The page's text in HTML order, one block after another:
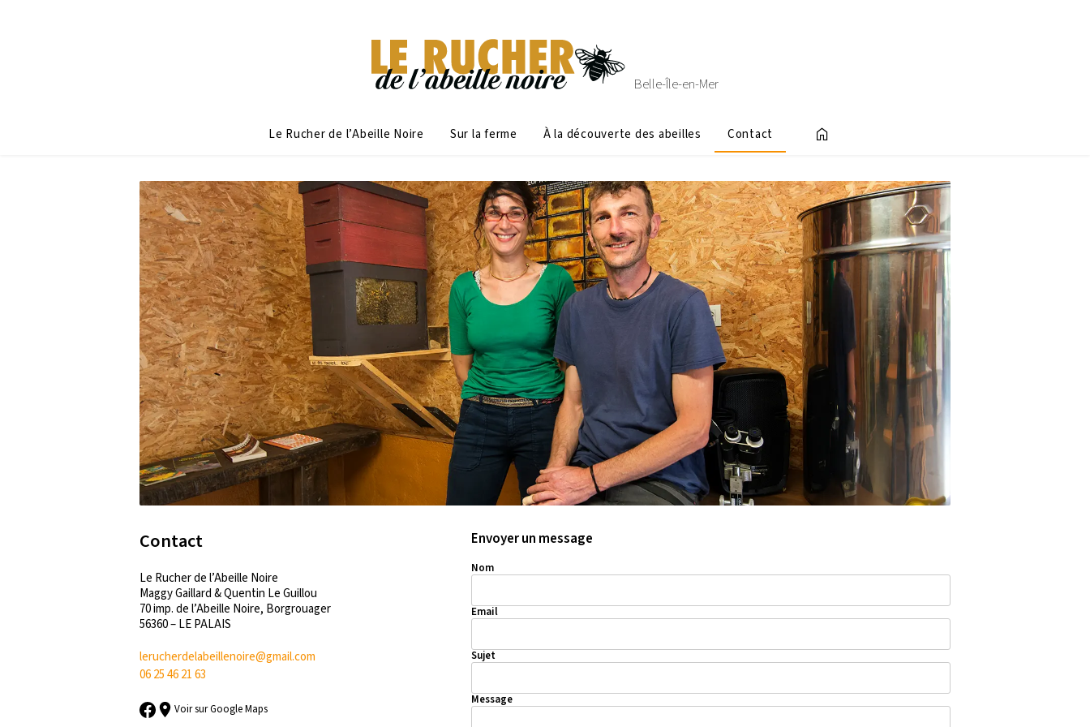
Belle-Île-en-Mer
Le Rucher de l’Abeille Noire Sur la ferme À la découverte des abeilles Contact 
Contact
Le Rucher de l’Abeille Noire
Maggy Gaillard & Quentin Le Guillou
70 imp. de l’Abeille Noire, Borgrouager
56360 – LE PALAIS
lerucherdelabeillenoire@gmail.com
06 25 46 21 63
Voir sur Google Maps
Envoyer un message
Nom
Email
Sujet
Message